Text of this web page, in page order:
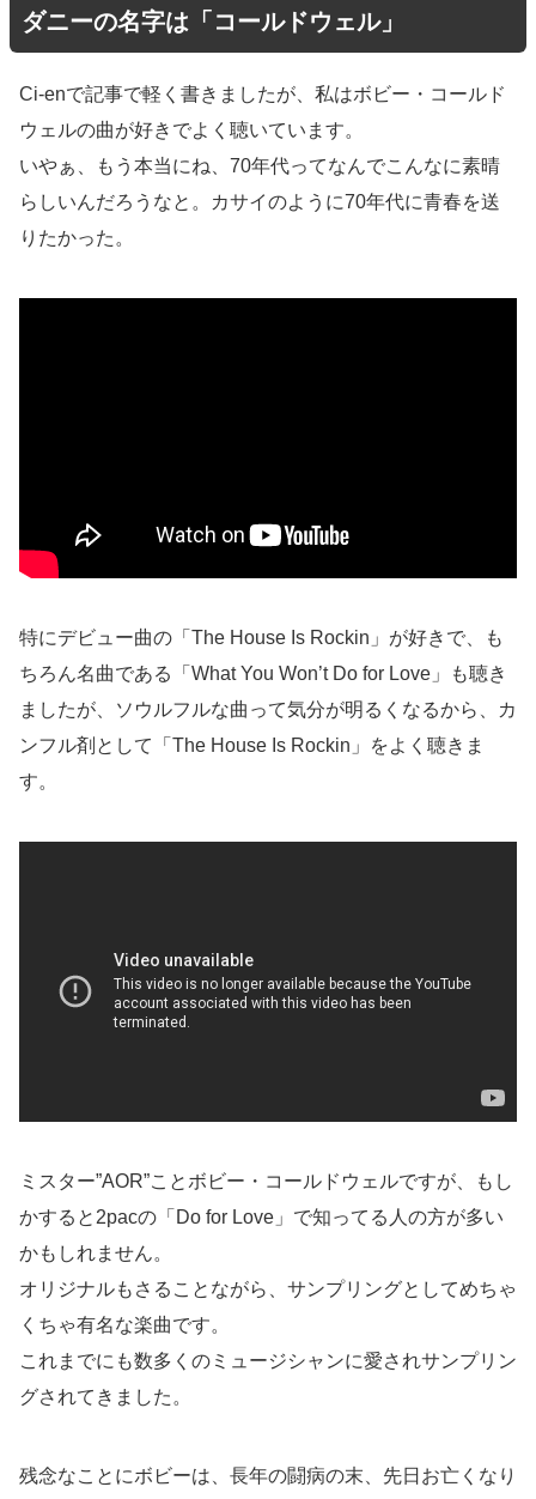
ダニーの名字は「コールドウェル」
Ci-enで記事で軽く書きましたが、私はボビー・コールド
ウェルの曲が好きでよく聴いています。
いやぁ、もう本当にね、70年代ってなんでこんなに素晴
らしいんだろうなと。カサイのように70年代に青春を送
りたかった。
特にデビュー曲の「The House Is Rockin」が好きで、も
ちろん名曲である「What You Won’t Do for Love」も聴き
ましたが、ソウルフルな曲って気分が明るくなるから、カ
ンフル剤として「The House Is Rockin」をよく聴きま
す。
ミスター”AOR”ことボビー・コールドウェルですが、もし
かすると2pacの「Do for Love」で知ってる人の方が多い
かもしれません。
オリジナルもさることながら、サンプリングとしてめちゃ
くちゃ有名な楽曲です。
これまでにも数多くのミュージシャンに愛されサンプリン
グされてきました。
残念なことにボビーは、長年の闘病の末、先日お亡くなり